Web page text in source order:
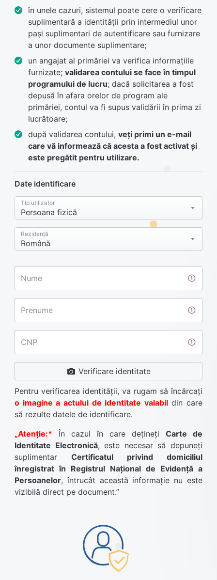
în unele cazuri, sistemul poate cere o verificare
suplimentară a identității prin intermediul unor
pași suplimentari de autentificare sau furnizare
a unor documente suplimentare;
un angajat al primăriei va verifica informațiile
furnizate; validarea contului se face în timpul
programului de lucru; dacă solicitarea a fost
depusă în afara orelor de program ale
primăriei, contul va fi supus validării în prima zi
lucrătoare;
după validarea contului, veți primi un e-mail
care vă informează că acesta a fost activat și
este pregătit pentru utilizare.
Date identificare
Persoana fizică
Tip utilizator
Română
Rezidență
Nume
Prenume
CNP
Verificare identitate
Pentru verificarea identităţii, va rugam să încărcați
o imagine a actului de identitate valabildin care
să rezulte datele de identificare.
„Atenție:* În cazul în care dețineți Carte de
Identitate Electronică, este necesar să depuneți
suplimentar Certificatul privind domiciliul
înregistrat în Registrul Național de Evidență a
Persoanelor, întrucât această informație nu este
vizibilă direct pe document.”